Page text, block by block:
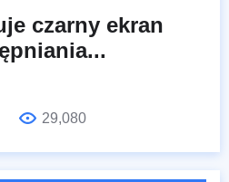
czarny ekran
29,080